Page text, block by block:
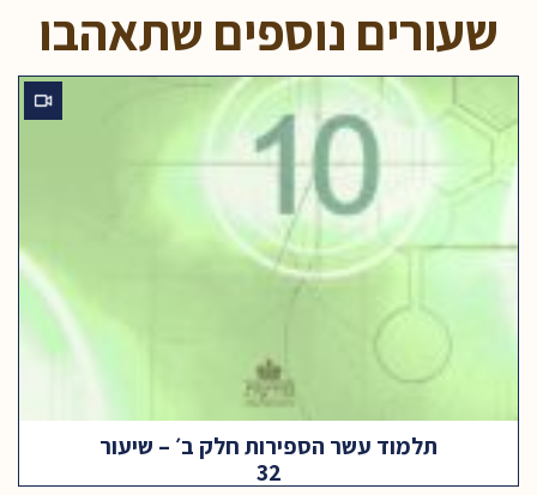
שעורים נוספים שתאהבו
תלמוד עשר הספירות חלק ב׳ – שיעור
32